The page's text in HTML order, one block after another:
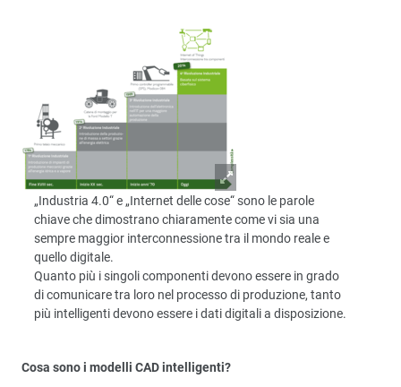
„Industria 4.0“ e „Internet delle cose“ sono le parole
chiave che dimostrano chiaramente come vi sia una
sempre maggior interconnessione tra il mondo reale e
quello digitale.
Quanto più i singoli componenti devono essere in grado
di comunicare tra loro nel processo di produzione, tanto
più intelligenti devono essere i dati digitali a disposizione.
Cosa sono i modelli CAD intelligenti?